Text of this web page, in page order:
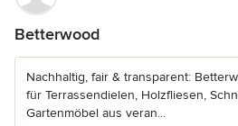
Betterwood
Nachhaltig, fair & transparent:
für Terrassendielen, Holzfliesen,
Gartenmöbel aus veran...